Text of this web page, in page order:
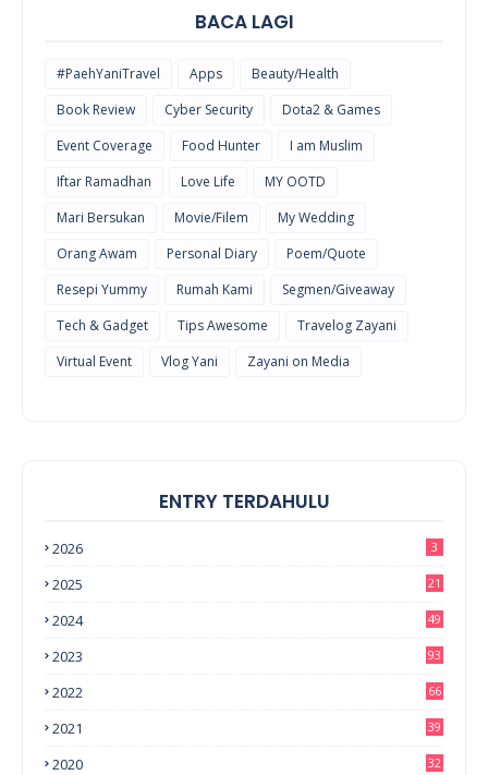
BACA LAGI
#PaehYaniTravel Apps
Beauty/Health
Book Review
Cyber Security
Dota2 & Games
Event Coverage
Food Hunter
I am Muslim
Iftar Ramadhan
Love Life
MY OOTD
Mari Bersukan
Movie/Filem
My Wedding
Orang Awam
Personal Diary
Poem/Quote
Resepi Yummy
Rumah Kami
Segmen/Giveaway
Tech & Gadget
Tips Awesome
Travelog Zayani
Virtual Event
Vlog Yani Zayani on Media
ENTRY TERDAHULU
2026 3
2025 21
2024 49
2023 93
2022 66
2021 39
2020 32